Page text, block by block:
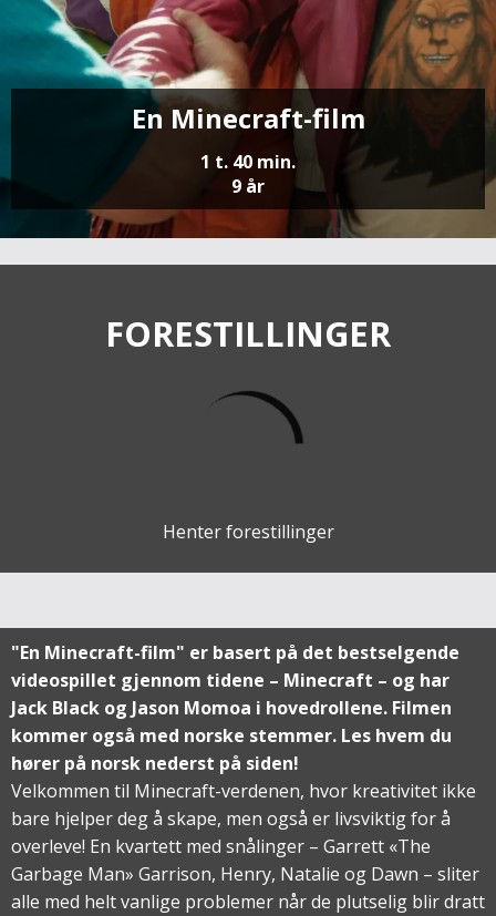
En Minecraft-film
1 t. 40 min.
9 år
FORESTILLINGER
Henter forestillinger
"En Minecraft-film" er basert på det bestselgende
videospillet gjennom tidene – Minecraft – og har
Jack Black og Jason Momoa i hovedrollene. Filmen
kommer også med norske stemmer. Les hvem du
hører på norsk nederst på siden!
Velkommen til Minecraft-verdenen, hvor kreativitet ikke
bare hjelper deg å skape, men også er livsviktig for å
overleve! En kvartett med snålinger – Garrett «The
Garbage Man» Garrison, Henry, Natalie og Dawn – sliter
alle med helt vanlige problemer når de plutselig blir dratt